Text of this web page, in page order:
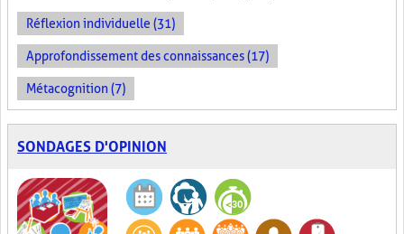
Réflexion individuelle (31)
Approfondissement des connaissances (17)
Métacognition (7)
SONDAGES D'OPINION